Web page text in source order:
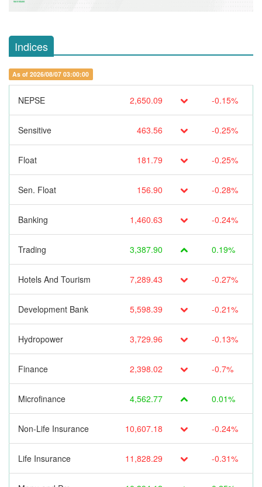
Indices
As of 2026/08/07 03:00:00
NEPSE 2,650.09 -0.15%
Sensitive 463.56 -0.25%
Float 181.79 -0.25%
Sen. Float 156.90 -0.28%
Banking 1,460.63 -0.24%
Trading 3,387.90 0.19%
Hotels And Tourism 7,289.43 -0.27%
Development Bank 5,598.39 -0.21%
Hydropower 3,729.96 -0.13%
Finance 2,398.02 -0.7%
Microfinance 4,562.77 0.01%
Non-Life Insurance 10,607.18 -0.24%
Life Insurance 11,828.29 -0.31%